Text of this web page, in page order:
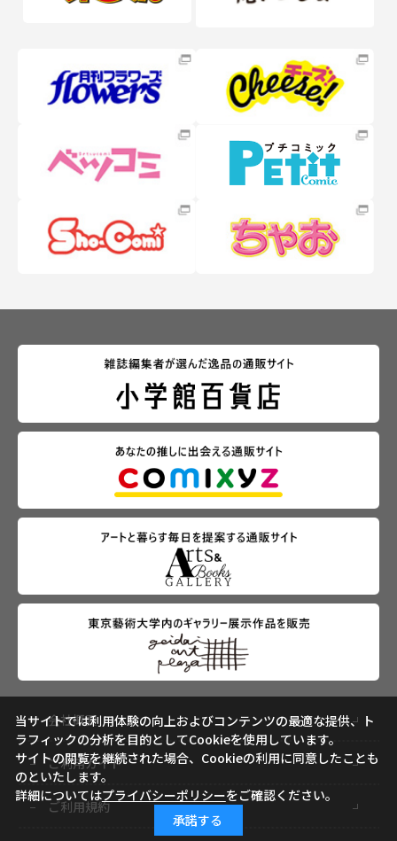
会社概要
ご利用ガイド
ご利用規約
当サイトでは利用体験の向上およびコンテンツの最適な提供、ト
ラフィックの分析を目的としてCookieを使用しています。
サイトの閲覧を継続された場合、Cookieの利用に同意したことも
のといたします。
詳細についてはプライバシーポリシーをご確認ください。
承諾する